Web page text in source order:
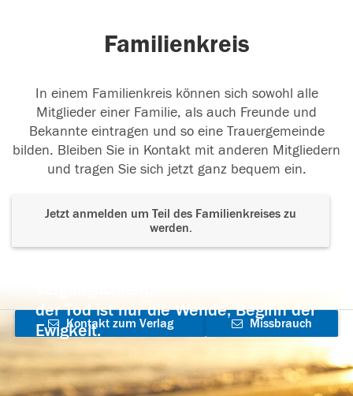
Familienkreis
In einem Familienkreis können sich sowohl alle
Mitglieder einer Familie, als auch Freunde und
Bekannte eintragen und so eine Trauergemeinde
bilden. Bleiben Sie in Kontakt mit anderen Mitgliedern
und tragen Sie sich jetzt ganz bequem ein.
Jetzt anmelden um Teil des Familienkreises zu
werden.
der Tod ist nur die Wende, Beginn der
Ewigkeit.
Kontakt zum Verlag
aufnehmen
Missbrauch